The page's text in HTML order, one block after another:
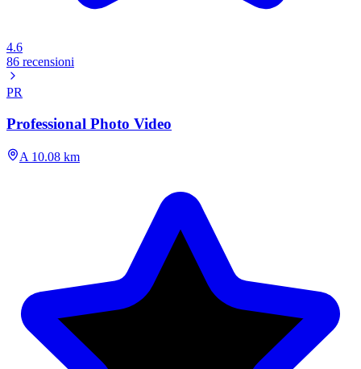
4.6
86 recensioni
PR
Professional Photo Video
A 10.08 km